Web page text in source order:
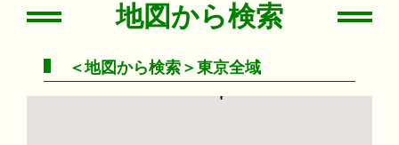
地図から検索
＜地図から検索＞東京全域